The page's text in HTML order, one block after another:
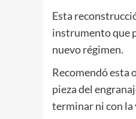
Esta
instrumento que
nuevo régimen.
Recomendó esta
pieza del
terminar ni con la